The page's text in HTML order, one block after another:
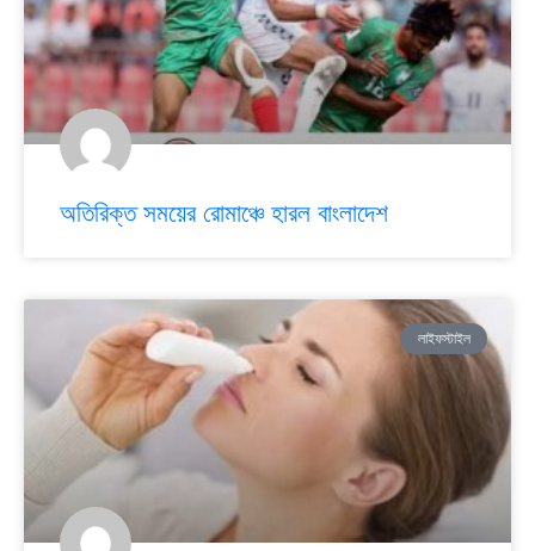
অতিরিক্ত সময়ের রোমাঞ্চে হারল বাংলাদেশ
লাইফস্টাইল